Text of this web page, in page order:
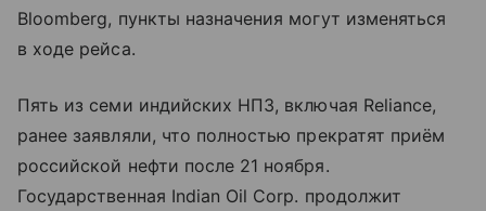
Bloomberg, пункты назначения могут изменяться
в ходе рейса.
Пять из семи индийских НПЗ, включая Reliance,
ранее заявляли, что полностью прекратят приём
российской нефти после 21 ноября.
Государственная Indian Oil Corp. продолжит